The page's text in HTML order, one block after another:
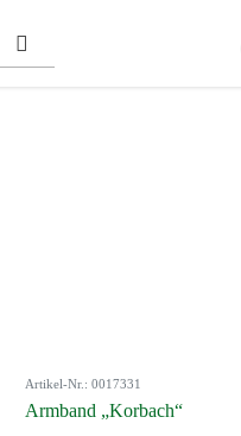
Artikel-Nr.: 0017331
Armband „Korbach“